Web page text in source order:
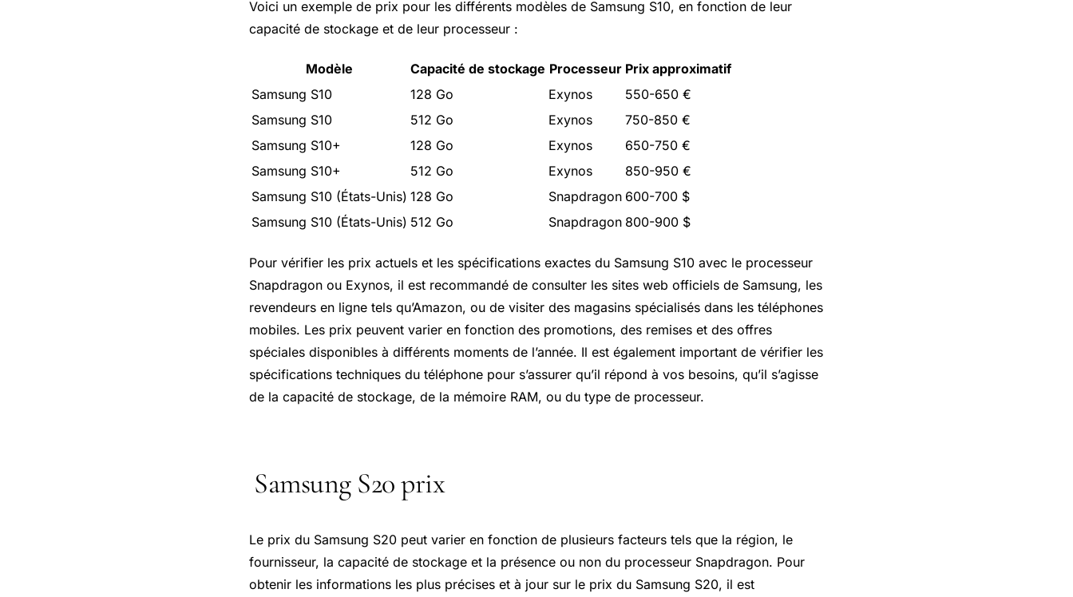
Voici un exemple de prix pour les différents modèles de Samsung S10, en fonction de leur
capacité de stockage et de leur processeur :
Modèle Capacité de stockage Processeur Prix approximatif
Samsung S10
128 Go Exynos
550-650 €
Samsung S10
512 Go Exynos
750-850 €
Samsung S10+
128 Go Exynos
650-750 €
Samsung S10+
512 Go Exynos
850-950 €
Samsung S10 (États-Unis) 128 Go Snapdragon 600-700 $
Samsung S10 (États-Unis) 512 Go Snapdragon 800-900 $
Pour vérifier les prix actuels et les spécifications exactes du Samsung S10 avec le processeur
Snapdragon ou Exynos, il est recommandé de consulter les sites web officiels de Samsung, les
revendeurs en ligne tels qu’Amazon, ou de visiter des magasins spécialisés dans les téléphones
mobiles. Les prix peuvent varier en fonction des promotions, des remises et des offres
spéciales disponibles à différents moments de l’année. Il est également important de vérifier les
spécifications techniques du téléphone pour s’assurer qu’il répond à vos besoins, qu’il s’agisse
de la capacité de stockage, de la mémoire RAM, ou du type de processeur.
Samsung S20 prix
Le prix du Samsung S20 peut varier en fonction de plusieurs facteurs tels que la région, le
fournisseur, la capacité de stockage et la présence ou non du processeur Snapdragon. Pour
obtenir les informations les plus précises et à jour sur le prix du Samsung S20, il est